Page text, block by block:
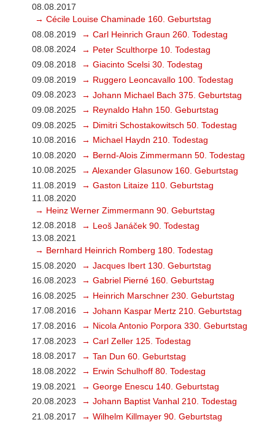
08.08.2017
→ Cécile Louise Chaminade 160. Geburtstag
08.08.2019
→ Carl Heinrich Graun 260. Todestag
08.08.2024
→ Peter Sculthorpe 10. Todestag
09.08.2018
→ Giacinto Scelsi 30. Todestag
09.08.2019
→ Ruggero Leoncavallo 100. Todestag
09.08.2023
→ Johann Michael Bach 375. Geburtstag
09.08.2025
→ Reynaldo Hahn 150. Geburtstag
09.08.2025
→ Dimitri Schostakowitsch 50. Todestag
10.08.2016
→ Michael Haydn 210. Todestag
10.08.2020
→ Bernd-Alois Zimmermann 50. Todestag
10.08.2025
→ Alexander Glasunow 160. Geburtstag
11.08.2019
→ Gaston Litaize 110. Geburtstag
11.08.2020
→ Heinz Werner Zimmermann 90. Geburtstag
12.08.2018
→ Leoš Janáček 90. Todestag
13.08.2021
→ Bernhard Heinrich Romberg 180. Todestag
15.08.2020
→ Jacques Ibert 130. Geburtstag
16.08.2023
→ Gabriel Pierné 160. Geburtstag
16.08.2025
→ Heinrich Marschner 230. Geburtstag
17.08.2016
→ Johann Kaspar Mertz 210. Geburtstag
17.08.2016
→ Nicola Antonio Porpora 330. Geburtstag
17.08.2023
→ Carl Zeller 125. Todestag
18.08.2017
→ Tan Dun 60. Geburtstag
18.08.2022
→ Erwin Schulhoff 80. Todestag
19.08.2021
→ George Enescu 140. Geburtstag
20.08.2023
→ Johann Baptist Vanhal 210. Todestag
21.08.2017
→ Wilhelm Killmayer 90. Geburtstag